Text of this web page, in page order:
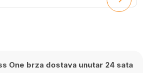
One brza dostava unutar 24 sata